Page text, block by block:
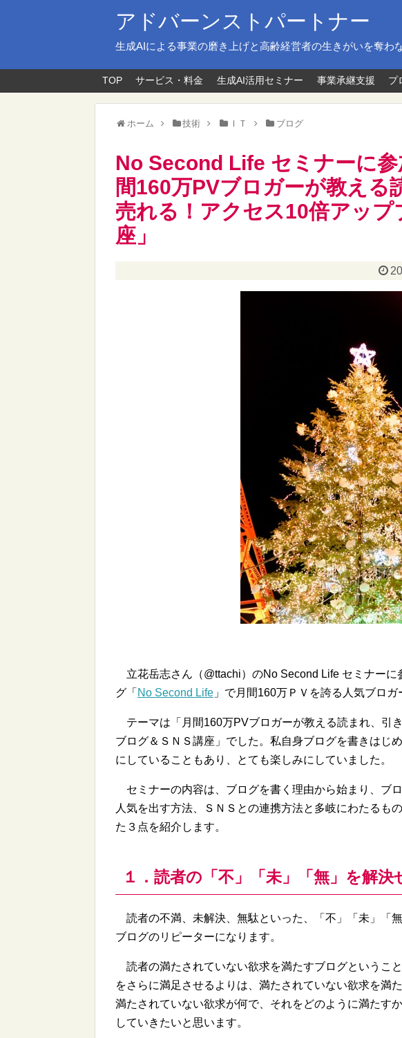
アドバーンストパートナー
生成AIによる事業の磨き上げと高齢経営者の生きがいを奪わ
TOP サービス・料金 生成AI活用セミナー 事業承継支援 プ
ホーム 技術 ＩＴ ブログ
No Second Life セミナーに参
間160万PVブロガーが教える
売れる！アクセス10倍アップ
座」
立花岳志さん（@ttachi）のNo Second Life セミナーに
グ「 No Second Life 」で月間160万ＰＶを誇る人気ブロガ
テーマは「月間160万PVブロガーが教える読まれ、引
ブログ＆ＳＮＳ講座」でした。私自身ブログを書きはじ
にしていることもあり、とても楽しみにしていました。
セミナーの内容は、ブログを書く理由から始まり、ブ
人気を出す方法、ＳＮＳとの連携方法と多岐にわたるも
た３点を紹介します。
１．読者の「不」「未」「無」を解決
読者の不満、未解決、無駄といった、「不」「未」「
ブログのリピーターになります。
読者の満たされていない欲求を満たすブログというこ
をさらに満足させるよりは、満たされていない欲求を満
満たされていない欲求が何で、それをどのように満たす
していきたいと思います。